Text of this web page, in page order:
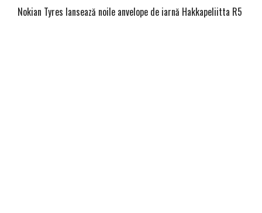
Nokian Tyres lansează noile anvelope de iarnă Hakkapeliitta R5